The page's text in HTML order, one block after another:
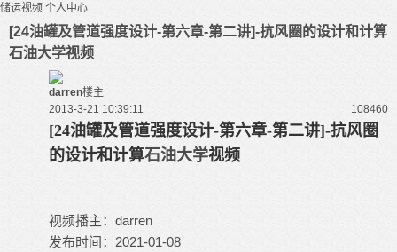
储运视频 个人中心
[24油罐及管道强度设计-第六章-第二讲]-抗风圈的设计和计算
石油大学视频
darren楼主
2013-3-21 10:39:11
108460
[24油罐及管道强度设计-第六章-第二讲]-抗风圈
的设计和计算石油大学视频
视频播主：darren
发布时间：2021-01-08